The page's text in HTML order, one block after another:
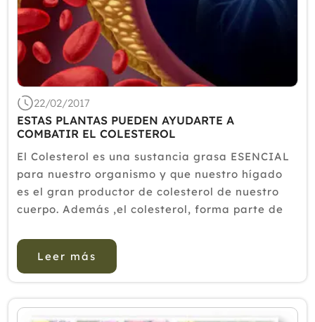
22/02/2017
ESTAS PLANTAS PUEDEN AYUDARTE A
COMBATIR EL COLESTEROL
El Colesterol es una sustancia grasa ESENCIAL
para nuestro organismo y que nuestro hígado
es el gran productor de colesterol de nuestro
cuerpo. Además ,el colesterol, forma parte de
también lo encontramos en los ácidos biliares y
hormonas esteroid...
Leer más